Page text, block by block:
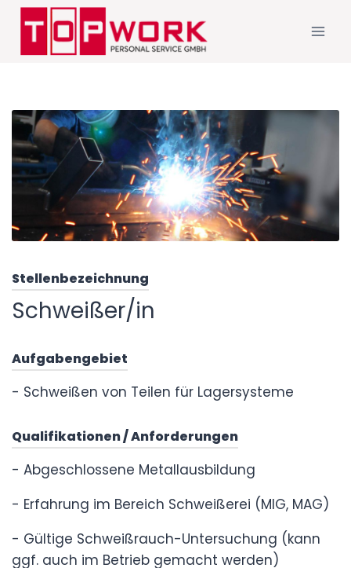
Stellenbezeichnung
Schweißer/in
Aufgabengebiet
- Schweißen von Teilen für Lagersysteme
Qualifikationen / Anforderungen
- Abgeschlossene Metallausbildung
- Erfahrung im Bereich Schweißerei (MIG, MAG)
- Gültige Schweißrauch-Untersuchung (kann
ggf. auch im Betrieb gemacht werden)